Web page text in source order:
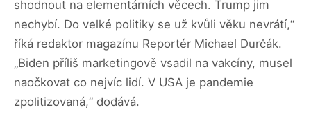
shodnout na elementárních věcech. Trump jim
nechybí. Do velké politiky se už kvůli věku nevrátí,“
říká redaktor magazínu Reportér Michael Durčák.
„Biden příliš marketingově vsadil na vakcíny, musel
naočkovat co nejvíc lidí. V USA je pandemie
zpolitizovaná,“ dodává.